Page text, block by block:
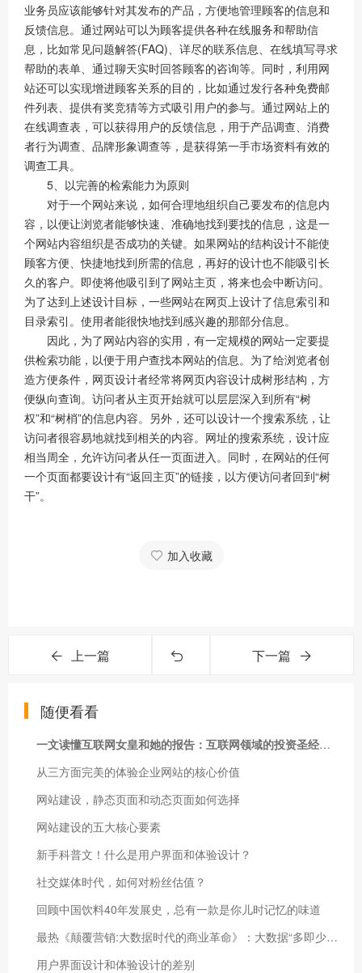
业务员应该能够针对其发布的产品，方便地管理顾客的信息和
反馈信息。通过网站可以为顾客提供各种在线服务和帮助信
息，比如常见问题解答(FAQ)、详尽的联系信息、在线填写寻求
帮助的表单、通过聊天实时回答顾客的咨询等。同时，利用网
站还可以实现增进顾客关系的目的，比如通过发行各种免费邮
件列表、提供有奖竞猜等方式吸引用户的参与。通过网站上的
在线调查表，可以获得用户的反馈信息，用于产品调查、消费
者行为调查、品牌形象调查等，是获得第一手市场资料有效的
调查工具。
5、以完善的检索能力为原则
对于一个网站来说，如何合理地组织自己要发布的信息内
容，以便让浏览者能够快速、准确地找到要找的信息，这是一
个网站内容组织是否成功的关键。如果网站的结构设计不能使
顾客方便、快捷地找到所需的信息，再好的设计也不能吸引长
久的客户。即使将他吸引到了网站主页，将来也会中断访问。
为了达到上述设计目标，一些网站在网页上设计了信息索引和
目录索引。使用者能很快地找到感兴趣的那部分信息。
因此，为了网站内容的实用，有一定规模的网站一定要提
供检索功能，以便于用户查找本网站的信息。为了给浏览者创
造方便条件，网页设计者经常将网页内容设计成树形结构，方
便纵向查询。访问者从主页开始就可以层层深入到所有“树
权”和“树梢”的信息内容。另外，还可以设计一个搜索系统，让
访问者很容易地就找到相关的内容。网址的搜索系统，设计应
相当周全，允许访问者从任一页面进入。同时，在网站的任何
一个页面都要设计有“返回主页”的链接，以方便访问者回到“树
干”。
加入收藏
上一篇 下一篇
随便看看
一文读懂互联网女皇和她的报告：互联网领域的投资圣经、选股指南
从三方面完美的体验企业网站的核心价值
网站建设，静态页面和动态页面如何选择
网站建设的五大核心要素
新手科普文！什么是用户界面和体验设计？
社交媒体时代，如何对粉丝估值？
回顾中国饮料40年发展史，总有一款是你儿时记忆的味道
最热《颠覆营销:大数据时代的商业革命》：大数据“多即少，少即多”各种行销手段早已令人眼花缭乱
用户界面设计和体验设计的差别